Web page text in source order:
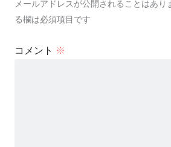
メールアドレスが公開されることはあり
る欄は必須項目です
コメント ※